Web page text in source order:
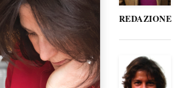
REDAZIONE